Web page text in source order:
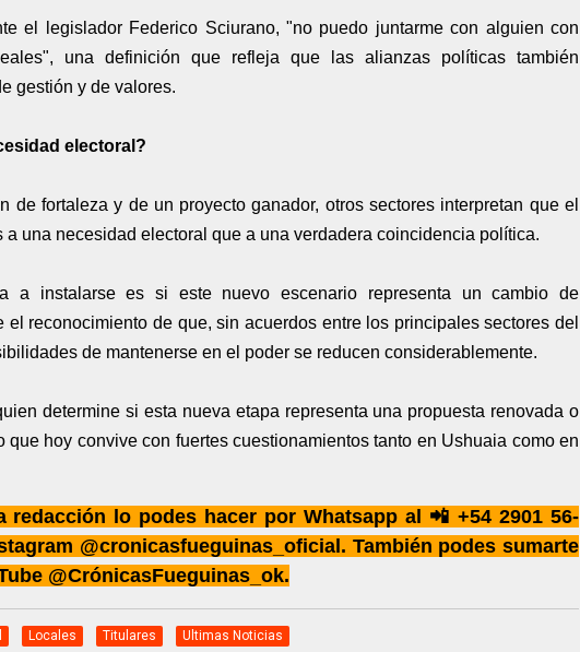
el legislador Federico Sciurano, "no puedo juntarme con alguien con
una definición que refleja que las alianzas políticas también
gestión y de valores.
electoral?
de fortaleza y de un proyecto ganador, otros sectores interpretan que el
a una necesidad electoral que a una verdadera coincidencia política.
a instalarse es si este nuevo escenario representa un cambio de
el reconocimiento de que, sin acuerdos entre los principales sectores del
de mantenerse en el poder se reducen considerablemente.
determine si esta nueva etapa representa una propuesta renovada o
que hoy convive con fuertes cuestionamientos tanto en Ushuaia como en
redacción lo podes hacer por Whatsapp al 📲 +54 2901 56-
@cronicasfueguinas_oficial. También podes sumarte
@CrónicasFueguinas_ok.
Locales Titulares Ultimas Noticias